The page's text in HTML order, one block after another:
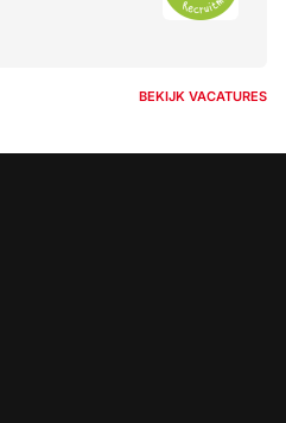
BEKIJK VACATURES